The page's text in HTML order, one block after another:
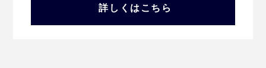
詳しくはこちら